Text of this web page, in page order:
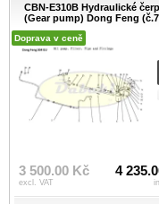
CBN-E310B Hydraulické
(Gear pump) Dong Feng
Doprava v ceně
3 500.00 Kč
excl. VAT
4